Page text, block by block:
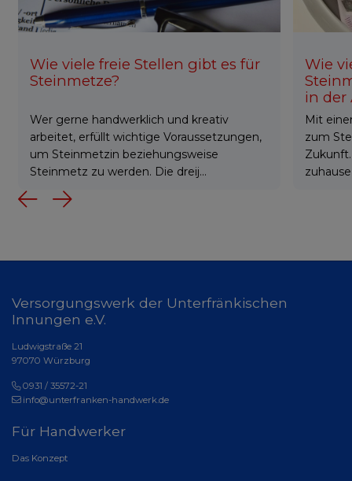
Wie viele freie Stellen gibt es für
Steinmetze?
Wer gerne handwerklich und kreativ
arbeitet, erfüllt wichtige Voraussetzungen,
um Steinmetzin beziehungsweise
Steinmetz zu werden. Die dreij...
Wie
in der
Mit
zum
Previous
Next
Versorgungswerk der Unterfränkischen
Innungen e.V.
Ludwigstraße 21
97070 Würzburg
0931 / 35572-21
info@unterfranken-handwerk.de
Für Handwerker
Das Konzept